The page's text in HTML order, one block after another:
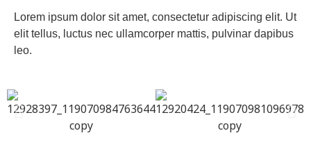
Lorem ipsum dolor sit amet, consectetur adipiscing elit. Ut
elit tellus, luctus nec ullamcorper mattis, pulvinar dapibus
leo.